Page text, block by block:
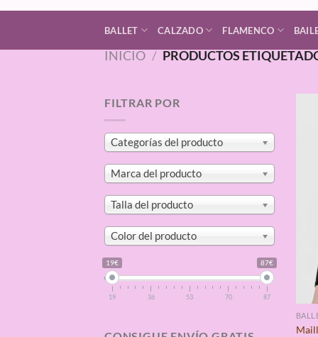
BALLET CALZADO FLAMENCO
INICIO / PRODUCTOS
FILTRAR POR
Categorías del producto
Marca del producto
Talla del producto
Color del producto
19€ 87€
19 36 53 70 87